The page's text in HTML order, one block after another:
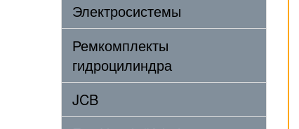
Электросистемы
Ремкомплекты
гидроцилиндра
JCB